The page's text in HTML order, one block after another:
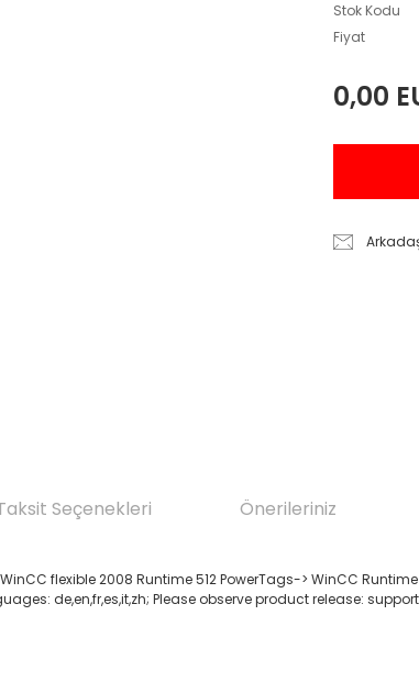
Stok Kodu
Fiyat
0,00
Seçenekleri Önerileriniz
flexible 2008 Runtime 512 PowerTags-> WinCC
de,en,fr,es,it,zh; Please observe product release: